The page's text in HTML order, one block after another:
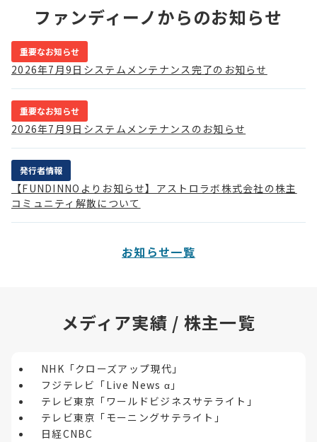
ファンディーノからのお知らせ
重要なお知らせ
2026年7月9日システムメンテナンス完了のお知らせ
重要なお知らせ
2026年7月9日システムメンテナンスのお知らせ
発行者情報
【FUNDINNOよりお知らせ】アストロラボ株式会社の株主
コミュニティ解散について
お知らせ一覧
メディア実績 / 株主一覧
NHK「クローズアップ現代」
フジテレビ「Live News α」
テレビ東京「ワールドビジネスサテライト」
テレビ東京「モーニングサテライト」
日経CNBC